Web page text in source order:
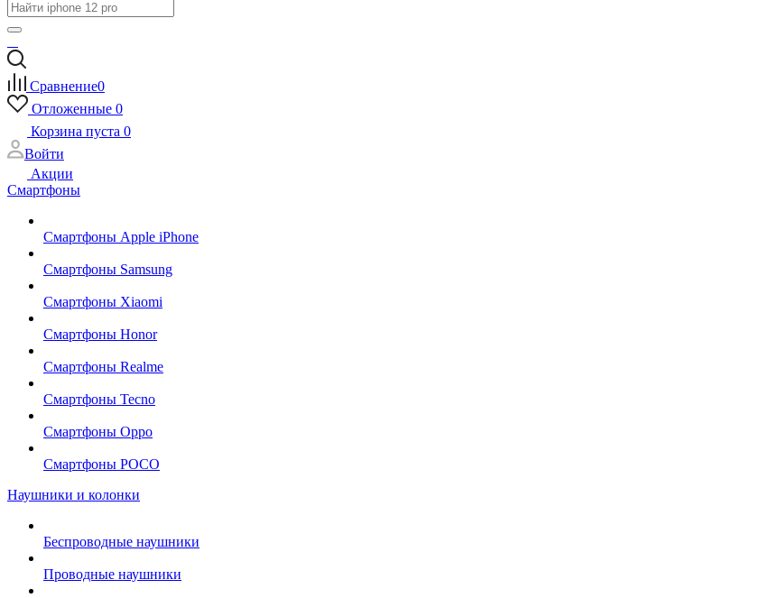
Сравнение0
Отложенные 0
Корзина пуста 0
Войти
Акции
Смартфоны
Смартфоны Apple iPhone
Смартфоны Samsung
Смартфоны Xiaomi
Смартфоны Honor
Смартфоны Realme
Смартфоны Tecno
Смартфоны Oppo
Смартфоны POCO
Наушники и колонки
Беспроводные наушники
Проводные наушники